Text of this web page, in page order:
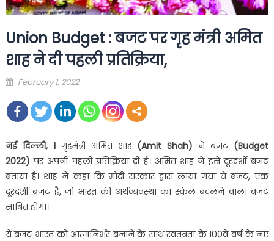
Union Budget : बजट पर गृह मंत्री अमित
शाह ने दी पहली प्रतिक्रिया,
Posted
February 1, 2022
नई दिल्ली, ।गृहमंत्री अमित शाह (Amit Shah) ने बजट (Budget
2022) पर अपनी पहली प्रतिक्रिया दी है। अमित शाह ने इसे दूरदर्शी बजट
बताया है। शाह ने कहा कि मोदी सरकार द्वारा लाया गया ये बजट, एक
दूरदर्शी बजट है, जो भारत की अर्थव्यवस्था का स्केल बदलने वाला बजट
साबित होगा।
ये बजट भारत को आत्मनिर्भर बनाने के साथ स्वतंत्रता के 100वें वर्ष के नए